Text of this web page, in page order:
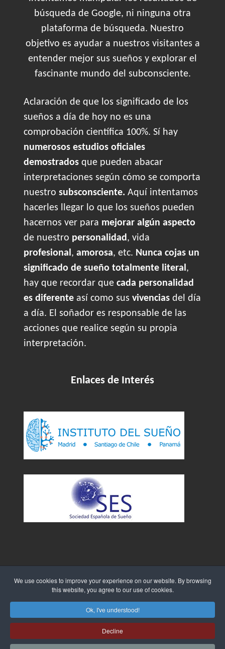
We use cookies to improve your experience on our website. By browsing
this website, you agree to our use of cookies.
Ok, I've understood!
Decline
búsqueda de Google, ni ninguna otra
plataforma de búsqueda. Nuestro
objetivo es ayudar a nuestros visitantes a
entender mejor sus sueños y explorar el
fascinante mundo del subconsciente.
Aclaración de que los significado de los
sueños a día de hoy no es una
comprobación científica 100%. Sí hay
numerosos estudios oficiales
demostrados que pueden abacar
interpretaciones según cómo se comporta
nuestro subsconsciente. Aquí intentamos
hacerles llegar lo que los sueños pueden
hacernos ver para mejorar algún aspecto
de nuestro personalidad, vida
profesional, amorosa, etc. Nunca cojas un
significado de sueño totalmente literal,
hay que recordar que cada personalidad
es diferente así como sus vivencias del día
a día. El soñador es responsable de las
acciones que realice según su propia
interpretación.
Enlaces de Interés